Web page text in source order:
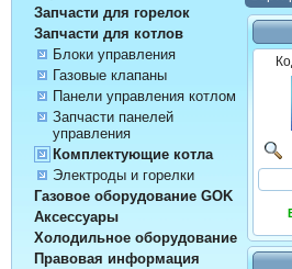
Запчасти для горелок
Запчасти для котлов
Блоки управления
Газовые клапаны
Панели управления котлом
Запчасти панелей
управления
Комплектующие котла
Электроды и горелки
Газовое оборудование GOK
Аксессуары
Холодильное оборудование
Правовая информация